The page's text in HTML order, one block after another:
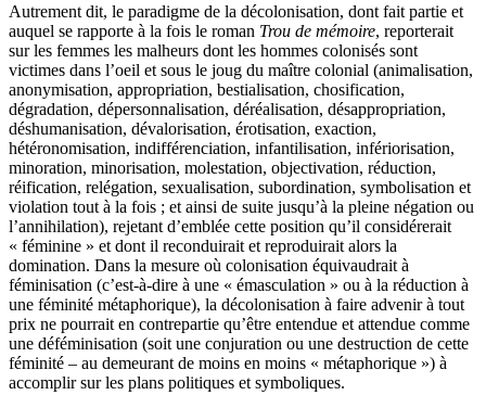
Autrement dit, le paradigme de la décolonisation, dont fait partie et
auquel se rapporte à la fois le roman Trou de mémoire, reporterait
sur les femmes les malheurs dont les hommes colonisés sont
victimes dans l’oeil et sous le joug du maître colonial (animalisation,
anonymisation, appropriation, bestialisation, chosification,
dégradation, dépersonnalisation, déréalisation, désappropriation,
déshumanisation, dévalorisation, érotisation, exaction,
hétéronomisation, indifférenciation, infantilisation, infériorisation,
minoration, minorisation, molestation, objectivation, réduction,
réification, relégation, sexualisation, subordination, symbolisation et
violation tout à la fois ; et ainsi de suite jusqu’à la pleine négation ou
l’annihilation), rejetant d’emblée cette position qu’il considérerait
« féminine » et dont il reconduirait et reproduirait alors la
domination. Dans la mesure où colonisation équivaudrait à
féminisation (c’est-à-dire à une « émasculation » ou à la réduction à
une féminité métaphorique), la décolonisation à faire advenir à tout
prix ne pourrait en contrepartie qu’être entendue et attendue comme
une déféminisation (soit une conjuration ou une destruction de cette
féminité – au demeurant de moins en moins « métaphorique ») à
accomplir sur les plans politiques et symboliques.